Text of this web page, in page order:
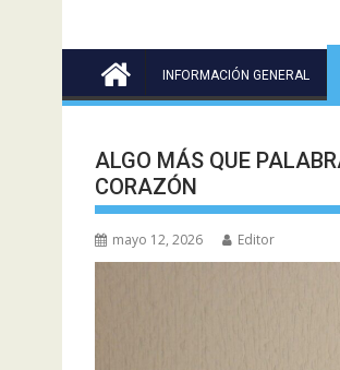
INFORMACIÓN GENERAL
ALGO MÁS QUE
CORAZÓN
mayo 12, 2026 Editor